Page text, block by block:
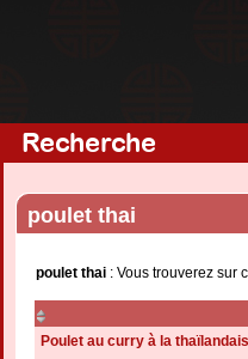
Recherche
poulet thai
poulet thai : Vous trouverez sur
Poulet au curry à la